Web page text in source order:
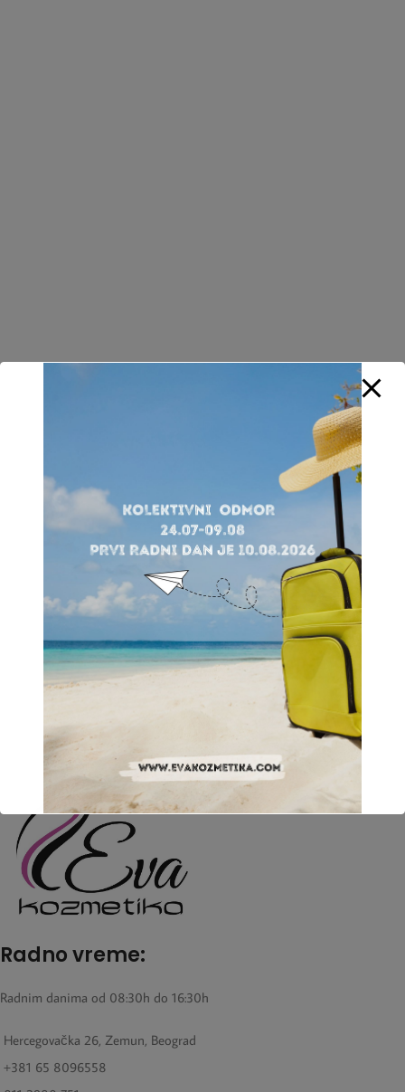
Radno vreme:
Radnim danima od 08:30h do 16:30h
Hercegovačka 26, Zemun, Beograd
+381 65 8096558